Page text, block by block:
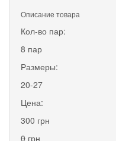
Описание товара
Кол-во пар:
8 пар
Размеры:
20-27
Цена:
300 грн
0 грн